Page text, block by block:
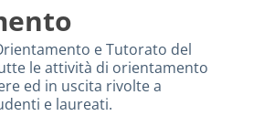
e Tutorato del
le attività di orientamento
ed in uscita rivolte a
e laureati.